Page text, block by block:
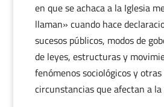
en que se achaca a la Iglesia
llaman» cuando hace
sucesos públicos, modos de
de leyes, estructuras y
fenómenos sociológicos y
circunstancias que afectan a la